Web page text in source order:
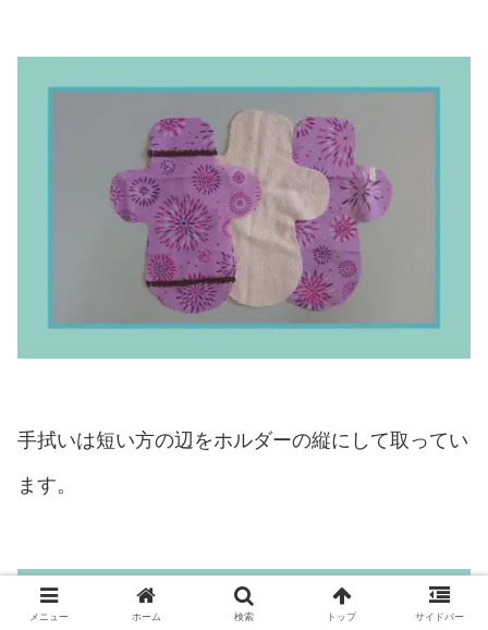
手拭いは短い方の辺をホルダーの縦にして取ってい
ます。
メニュー ホーム 検索 トップ サイドバー